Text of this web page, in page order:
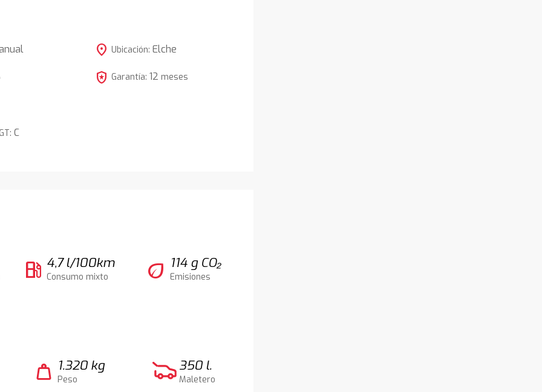
C
location_on Ubicación: Elche
local_police Garantía: 12 meses
local_gas_station 4,7 l/100km
Consumo mixto eco 114 g CO₂
Emisiones
weight 1.320 kg
Peso
350 l.
Maletero